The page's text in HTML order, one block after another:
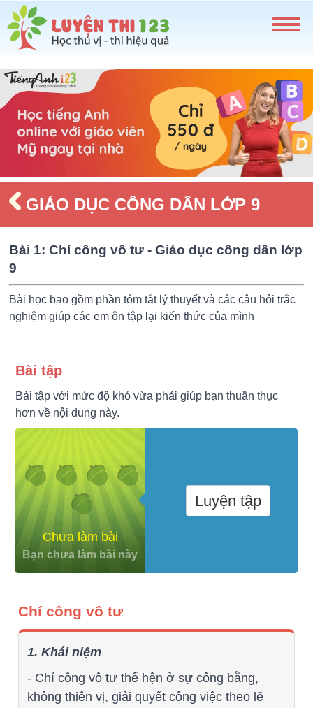
GIÁO DỤC CÔNG DÂN LỚP 9
Bài 1: Chí công vô tư - Giáo dục công dân lớp
9
Bài học bao gồm phần tóm tắt lý thuyết và các câu hỏi trắc
nghiệm giúp các em ôn tập lại kiến thức của mình
Bài tập
Bài tập với mức độ khó vừa phải giúp bạn thuần thục
hơn về nội dung này.
Chưa làm bài
Bạn chưa làm bài này
Luyện tập
Chí công vô tư
1. Khái niệm
- Chí công vô tư thể hện ở sự công bằng,
không thiên vị, giải quyết công việc theo lẽ